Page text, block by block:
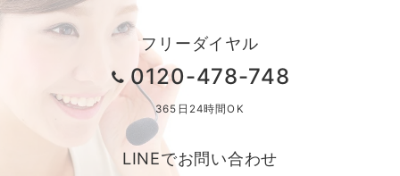
送
フリーダイヤル
0120-478-748
365日24時間OK
LINEでお問い合わせ